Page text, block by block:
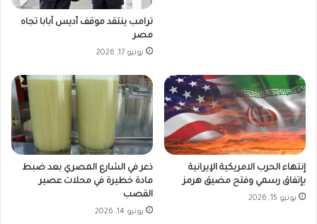
ترامب ينتقد موقف أديس آبابا تجاه
مصر
يونيو 17, 2026
إنتهاء الحرب الامريكية الإيرانية
بإتفاق رسمي وفتح مضيق هرمز
يونيو 15, 2026
ذعر في الشارع المصري بعد ضبط
مادة خطيرة في محلات عصير
القصب
يونيو 14, 2026